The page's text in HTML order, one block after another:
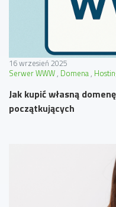
16 wrzesień 2025
Serwer WWW Domena
Jak kupić własną
początkujących